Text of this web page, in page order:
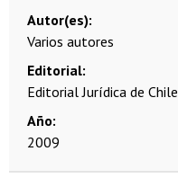
Autor(es)
Varios autores
Editorial
Editorial Jurídica de Chile
Año
2009